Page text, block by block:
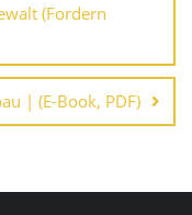
(Fordern
| (E-Book, PDF)